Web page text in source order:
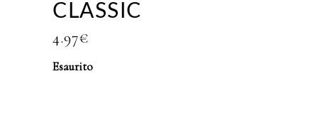
CLASSIC
4.97€
Esaurito